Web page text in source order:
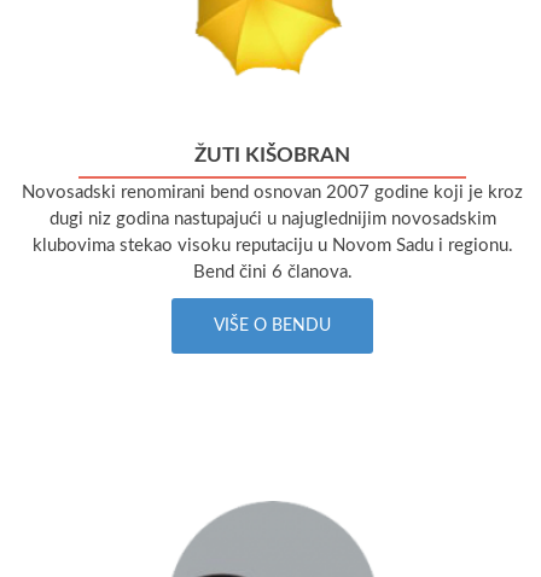
ŽUTI KIŠOBRAN
Novosadski renomirani bend osnovan 2007 godine koji je kroz
dugi niz godina nastupajući u najuglednijim novosadskim
klubovima stekao visoku reputaciju u Novom Sadu i regionu.
Bend čini 6 članova.
VIŠE O BENDU